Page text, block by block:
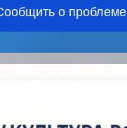
о проблеме